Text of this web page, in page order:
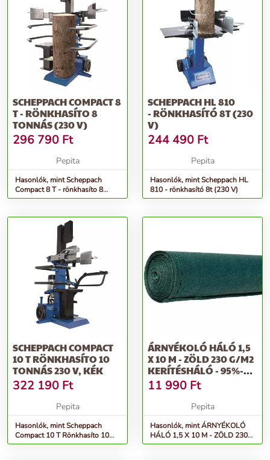
SCHEPPACH COMPACT 8
T - RÖNKHASÍTO 8
TONNÁS (230 V)
296 790 Ft
Pepita
Hasonlók, mint Scheppach
Compact 8 T - rönkhasíto 8
tonnás (230 V)
SCHEPPACH HL 810
- RÖNKHASÍTÓ 8T (230
V)
244 490 Ft
Pepita
Hasonlók, mint Scheppach HL
810 - rönkhasító 8t (230 V)
SCHEPPACH COMPACT
10 T RÖNKHASÍTO 10
TONNÁS 230 V, KÉK
322 190 Ft
Pepita
Hasonlók, mint Scheppach
Compact 10 T Rönkhasíto 10
tonnás 230 V, Kék
ÁRNYÉKOLÓ HÁLÓ 1,5
X 10 M - ZÖLD 230 G/M2
KERÍTÉSHÁLÓ - 95%-OS
FÉ...
11 990 Ft
Pepita
Hasonlók, mint ÁRNYÉKOLÓ
HÁLÓ 1,5 X 10 M - ZÖLD 230
G/M2 KERÍTÉSHÁLÓ - 95%-os